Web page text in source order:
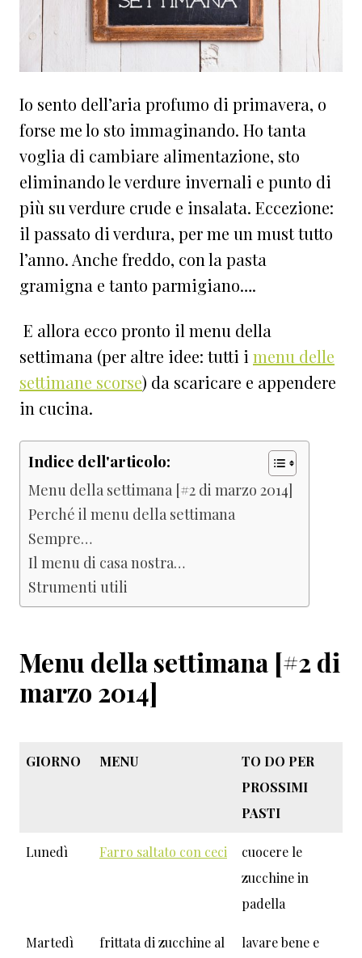
Io sento dell’aria profumo di primavera, o
forse me lo sto immaginando. Ho tanta
voglia di cambiare alimentazione, sto
eliminando le verdure invernali e punto di
più su verdure crude e insalata. Eccezione:
il passato di verdura, per me un must tutto
l’anno. Anche freddo, con la pasta
gramigna e tanto parmigiano….
E allora ecco pronto il menu della
settimana (per altre idee: tutti i menu delle
settimane scorse) da scaricare e appendere
in cucina.
Indice dell'articolo:
Menu della settimana [#2 di marzo 2014]
Perché il menu della settimana
Sempre…
Il menu di casa nostra…
Strumenti utili
Menu della settimana [#2 di
marzo 2014]
GIORNO MENU
TO DO PER
PROSSIMI
PASTI
Lunedì Farro saltato con ceci
cuocere le
zucchine in
padella
Martedì
frittata di zucchine al
lavare bene e